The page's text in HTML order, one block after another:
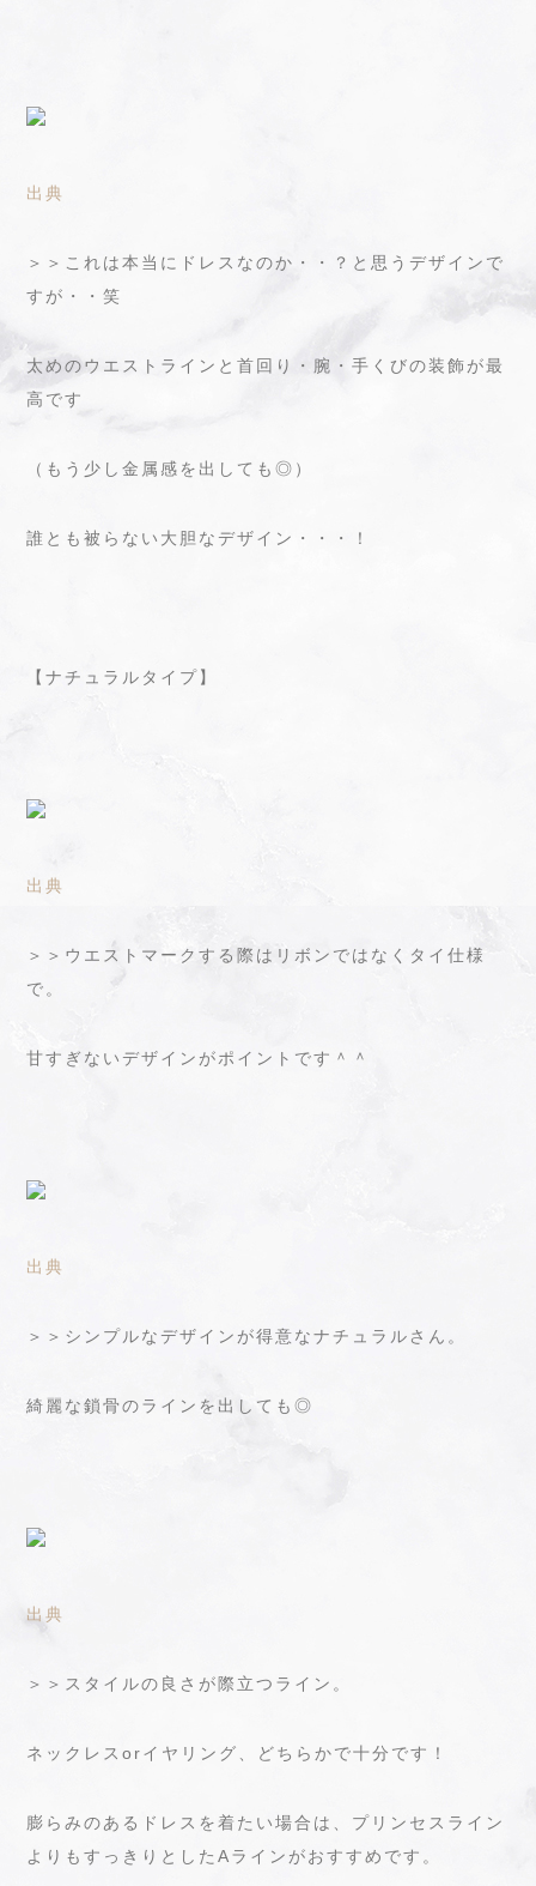
出典
＞＞これは本当にドレスなのか・・？と思うデザインで
すが・・笑
太めのウエストラインと首回り・腕・手くびの装飾が最
高です
（もう少し金属感を出しても◎）
誰とも被らない大胆なデザイン・・・！
【ナチュラルタイプ】
出典
＞＞ウエストマークする際はリボンではなくタイ仕様
で。
甘すぎないデザインがポイントです＾＾
出典
＞＞シンプルなデザインが得意なナチュラルさん。
綺麗な鎖骨のラインを出しても◎
出典
＞＞スタイルの良さが際立つライン。
ネックレスorイヤリング、どちらかで十分です！
膨らみのあるドレスを着たい場合は、プリンセスライン
よりもすっきりとしたAラインがおすすめです。